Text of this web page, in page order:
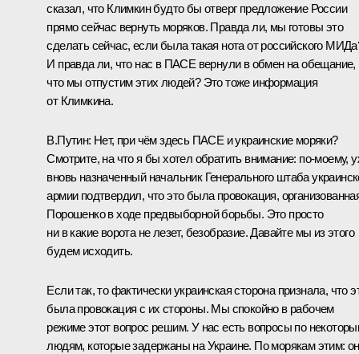
сказал, что Климкин будто бы отверг предложение России
прямо сейчас вернуть моряков. Правда ли, мы готовы это
сделать сейчас, если была такая нота от российского
И правда ли, что нас в ПАСЕ вернули в обмен на обещание,
что мы отпустим этих людей? Это тоже информация
от Климкина.
В.Путин: Нет, при чём здесь ПАСЕ и украинские моряки?
Смотрите, на что я бы хотел обратить внимание: по‑моему,
вновь назначенный начальник Генерального штаба
армии подтвердил, что это была провокация,
Порошенков ходе предвыборной борьбы. Это просто
ни в какие ворота не лезет, безобразие. Давайте мы из этого
будем исходить.
Если так, то фактически украинская сторона признала, что
была провокация с их стороны. Мы спокойно в рабочем
режиме этот вопрос решим. У нас есть вопросы по
людям, которые задержаны на Украине. По морякам этим: